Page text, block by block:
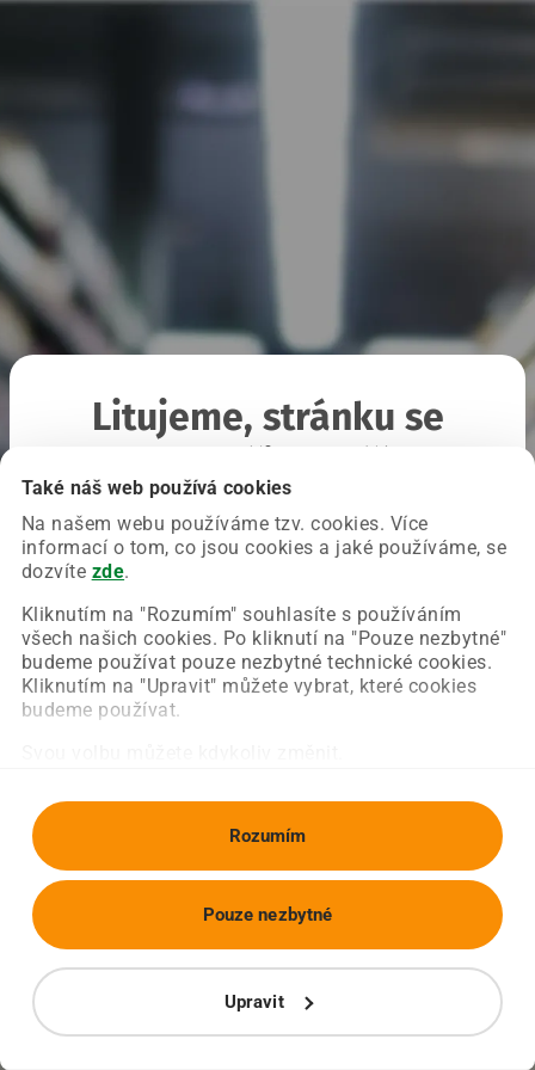
Také náš web používá cookies
Na našem webu používáme tzv. cookies. Více
informací o tom, co jsou cookies a jaké používáme, se
dozvíte zde.
Kliknutím na "Rozumím" souhlasíte s používáním
všech našich cookies. Po kliknutí na "Pouze nezbytné"
budeme používat pouze nezbytné technické cookies.
Kliknutím na "Upravit" můžete vybrat, které cookies
budeme používat.
Rozumím
Upravit
Pouze nezbytné
Litujeme, stránku se
Chyba nastala na naší straně a už ji opravujeme.
Zkuste prosím znovu načíst požadovanou stránku.
Obnovit stránku Úvodní strana